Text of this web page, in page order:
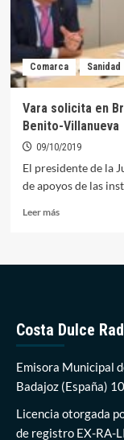
Comarca Sanidad
Vara solicita en
Benito-Villanueva
09/10/2019
El presidente de la
de apoyos de las
Leer másLeer
para
el
hospital
Benito-
Villanueva
Costa Dulce
Emisora Municipal
Badajoz (España)
Licencia otorgada
de registro EX-RA-